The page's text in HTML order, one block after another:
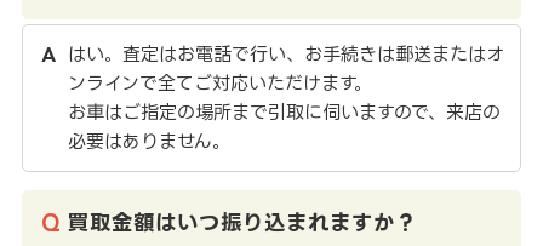
はい。査定はお電話で行い、お手続きは郵送またはオ
ンラインで全てご対応いただけます。
お車はご指定の場所まで引取に伺いますので、来店の
必要はありません。
買取金額はいつ振り込まれますか？